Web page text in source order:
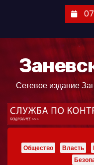
Сетевое издание
Общество Власть